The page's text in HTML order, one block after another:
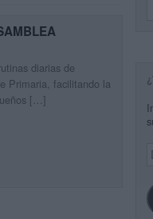
diarias de
Primaria, facilitando la
[…]